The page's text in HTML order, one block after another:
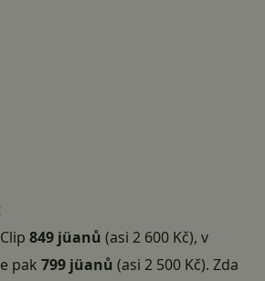
849 jüanů (asi 2 600 Kč), v
pak 799 jüanů (asi 2 500 Kč). Zda